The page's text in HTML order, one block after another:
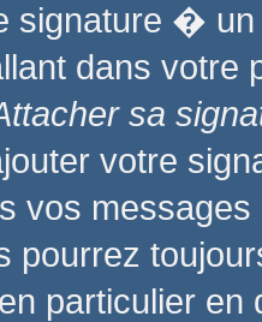
signature �
dans
sa
votre
vos
pourrez
particulier